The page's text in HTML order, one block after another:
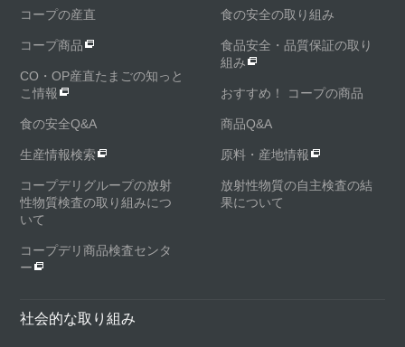
コープの産直 食の安全の取り組み
コープ商品
食品安全・品質保証の取り
組み
CO・OP産直たまごの知っと
こ情報
おすすめ！ コープの商品
食の安全Q&A 商品Q&A
生産情報検索 原料・産地情報
コープデリグループの放射
性物質検査の取り組みにつ
いて
放射性物質の自主検査の結
果について
コープデリ商品検査センタ
ー
社会的な取り組み